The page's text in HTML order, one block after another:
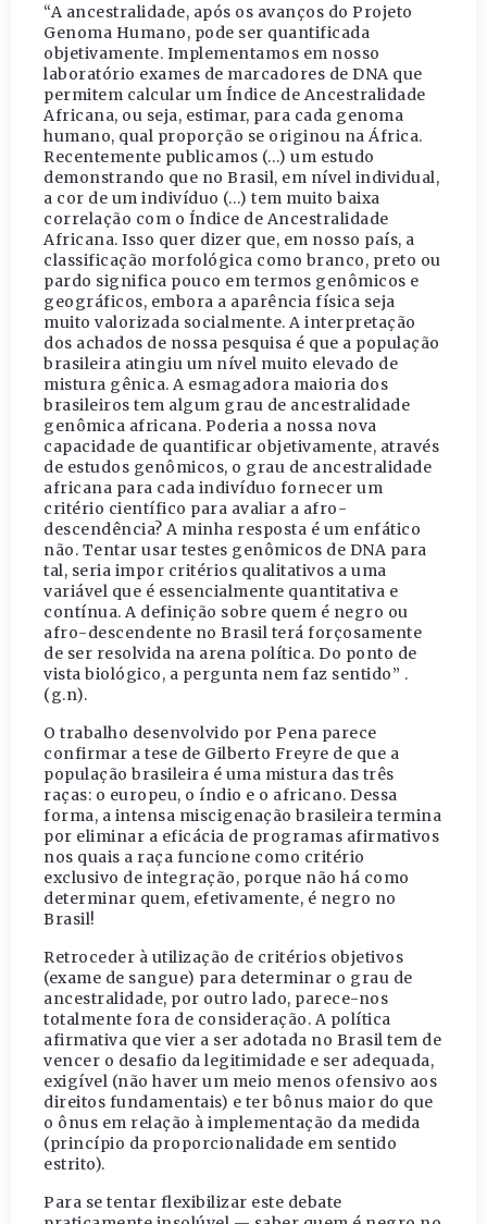
“A ancestralidade, após os avanços do Projeto
Genoma Humano, pode ser quantificada
objetivamente. Implementamos em nosso
laboratório exames de marcadores de DNA que
permitem calcular um Índice de Ancestralidade
Africana, ou seja, estimar, para cada genoma
humano, qual proporção se originou na África.
Recentemente publicamos (…) um estudo
demonstrando que no Brasil, em nível individual,
a cor de um indivíduo (…) tem muito baixa
correlação com o Índice de Ancestralidade
Africana. Isso quer dizer que, em nosso país, a
classificação morfológica como branco, preto ou
pardo significa pouco em termos genômicos e
geográficos, embora a aparência física seja
muito valorizada socialmente. A interpretação
dos achados de nossa pesquisa é que a população
brasileira atingiu um nível muito elevado de
mistura gênica. A esmagadora maioria dos
brasileiros tem algum grau de ancestralidade
genômica africana. Poderia a nossa nova
capacidade de quantificar objetivamente, através
de estudos genômicos, o grau de ancestralidade
africana para cada indivíduo fornecer um
critério científico para avaliar a afro-
descendência? A minha resposta é um enfático
não. Tentar usar testes genômicos de DNA para
tal, seria impor critérios qualitativos a uma
variável que é essencialmente quantitativa e
contínua. A definição sobre quem é negro ou
afro-descendente no Brasil terá forçosamente
de ser resolvida na arena política. Do ponto de
vista biológico, a pergunta nem faz sentido” .
(g.n).
O trabalho desenvolvido por Pena parece
confirmar a tese de Gilberto Freyre de que a
população brasileira é uma mistura das três
raças: o europeu, o índio e o africano. Dessa
forma, a intensa miscigenação brasileira termina
por eliminar a eficácia de programas afirmativos
nos quais a raça funcione como critério
exclusivo de integração, porque não há como
determinar quem, efetivamente, é negro no
Brasil!
Retroceder à utilização de critérios objetivos
(exame de sangue) para determinar o grau de
ancestralidade, por outro lado, parece-nos
totalmente fora de consideração. A política
afirmativa que vier a ser adotada no Brasil tem de
vencer o desafio da legitimidade e ser adequada,
exigível (não haver um meio menos ofensivo aos
direitos fundamentais) e ter bônus maior do que
o ônus em relação à implementação da medida
(princípio da proporcionalidade em sentido
estrito).
Para se tentar flexibilizar este debate